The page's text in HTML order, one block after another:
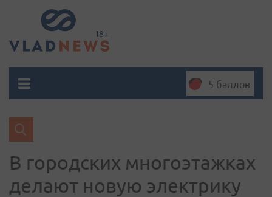
5 баллов
В городских многоэтажках
делают новую электрику